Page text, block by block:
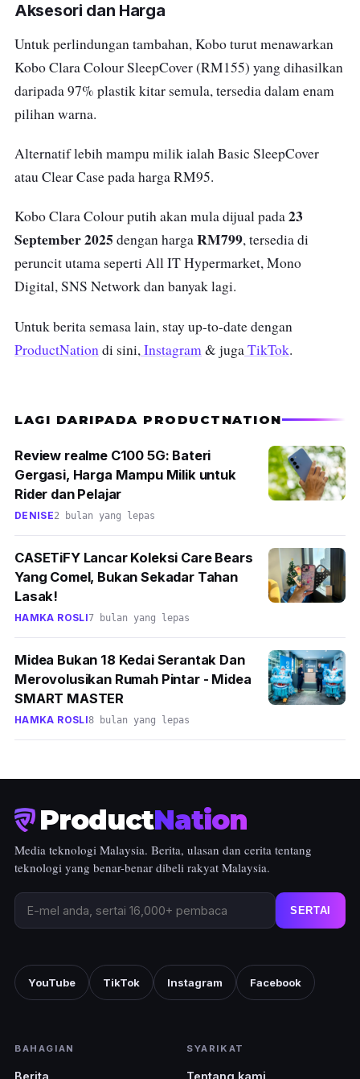
Aksesori dan Harga
Untuk perlindungan tambahan, Kobo turut menawarkan
Kobo Clara Colour SleepCover (RM155) yang dihasilkan
daripada 97% plastik kitar semula, tersedia dalam enam
pilihan warna.
Alternatif lebih mampu milik ialah Basic SleepCover
atau Clear Case pada harga RM95.
Kobo Clara Colour putih akan mula dijual pada23
September 2025 dengan hargaRM799, tersedia di
peruncit utama seperti All IT Hypermarket, Mono
Digital, SNS Network dan banyak lagi.
Untuk berita semasa lain, stay up-to-date dengan
ProductNation di sini, Instagram & jugaTikTok.
LAGI DARIPADA PRODUCTNATION
Review realme C100 5G: Bateri
Gergasi, Harga Mampu Milik untuk
Rider dan Pelajar
DENISE2 bulan yang lepas
CASETiFY Lancar Koleksi Care Bears
Yang Comel, Bukan Sekadar Tahan
Lasak!
HAMKA ROSLI7 bulan yang lepas
Midea Bukan 18 Kedai Serantak Dan
Merovolusikan Rumah Pintar - Midea
SMART MASTER
HAMKA ROSLI8 bulan yang lepas
ProductNation
Media teknologi Malaysia. Berita, ulasan dan cerita tentang
teknologi yang benar-benar dibeli rakyat Malaysia.
SERTAI
YouTube TikTok Instagram Facebook
BAHAGIAN SYARIKAT